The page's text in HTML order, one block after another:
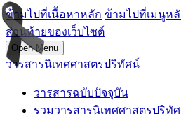
ข้ามไปที่เนื้อหาหลัก ข้ามไปที่เมนูห
ส่วนท้ายของเว็บไซต์
Open Menu
วารสารนิเทศศาสตรปริทัศน์
วารสารฉบับปัจจุบัน
รวมวารสารนิเทศศาสตรปริทั